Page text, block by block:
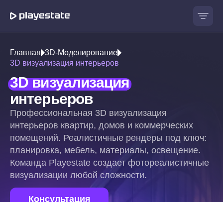
Главная 3D-Моделирование
3D визуализация интерьеров
3D визуализация
интерьеров
Профессиональная 3D визуализация
интерьеров квартир, домов и коммерческих
помещений. Реалистичные рендеры под ключ:
планировка, мебель, материалы, освещение.
Команда Playestate создает фотореалистичные
визуализации любой сложности.
Консультация